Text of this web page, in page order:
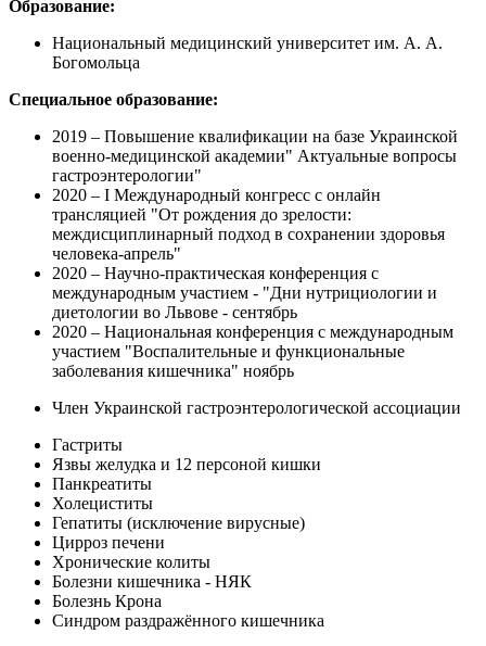
Образование:
Национальный медицинский университет им. А. А.
Богомольца
Специальное образование:
2019 – Повышение квалификации на базе Украинской
военно-медицинской академии" Актуальные вопросы
гастроэнтерологии"
2020 – I Международный конгресс с онлайн
трансляцией "От рождения до зрелости:
междисциплинарный подход в сохранении здоровья
человека-апрель"
2020 – Научно-практическая конференция с
международным участием - "Дни нутрициологии и
диетологии во Львове - сентябрь
2020 – Национальная конференция с международным
участием "Воспалительные и функциональные
заболевания кишечника" ноябрь
Член Украинской гастроэнтерологической ассоциации
Гастриты
Язвы желудка и 12 персоной кишки
Панкреатиты
Холециститы
Гепатиты (исключение вирусные)
Цирроз печени
Хронические колиты
Болезни кишечника - НЯК
Болезнь Крона
Синдром раздражённого кишечника